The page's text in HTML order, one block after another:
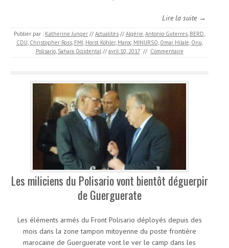
Lire la suite →
Publier par : Katherine Junger // Actualités // Algérie,Antonio Guterres, BERD,
CDU, Christopher Ross, FMI, Horst Köhler, Maroc, MINURSO, Omar Hilale, Onu,
Polisario, Sahara Occidental // avril 10, 2017 // Commentaire
Les miliciens du Polisario vont bientôt déguerpir
de Guerguerate
Les éléments armés du Front Polisario déployés depuis des
mois dans la zone tampon mitoyenne du poste frontière
marocaine de Guerguerate vont le ver le camp dans les